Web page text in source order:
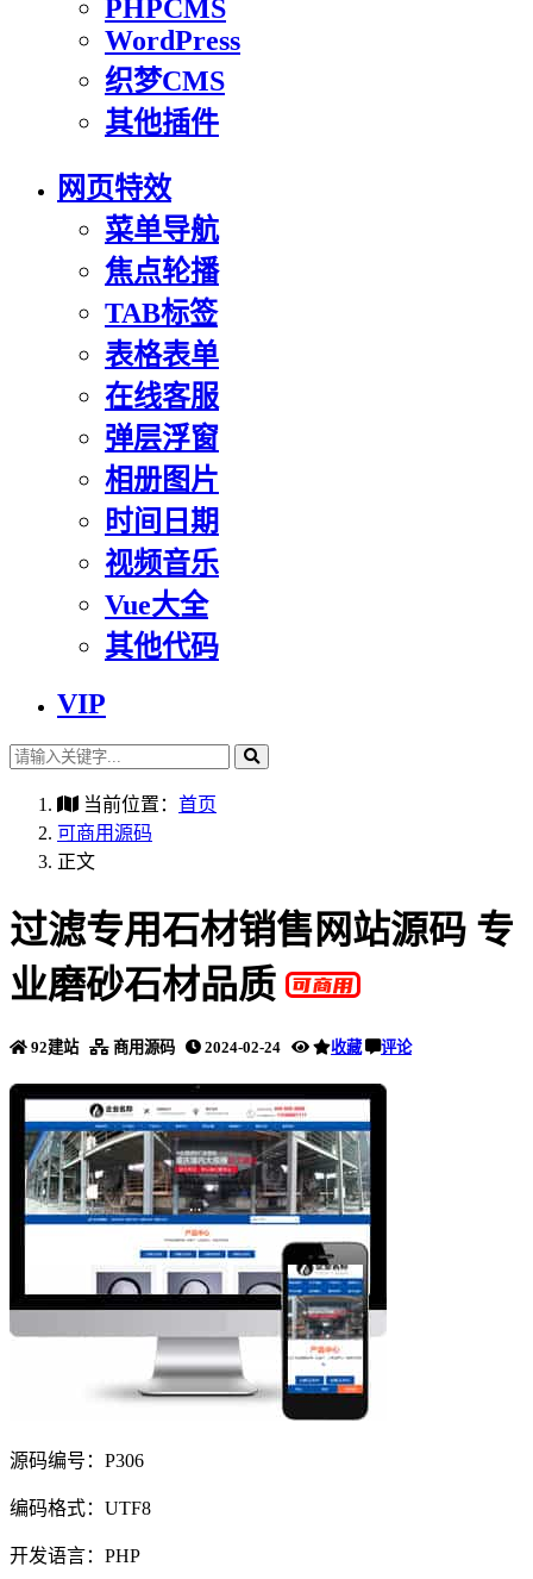
PHPCMS
WordPress
织梦CMS
其他插件
网页特效
菜单导航
焦点轮播
TAB标签
表格表单
在线客服
弹层浮窗
相册图片
时间日期
视频音乐
Vue大全
其他代码
VIP
当前位置： 首页
可商用源码
正文
过滤专用石材销售网站源码 专
业磨砂石材品质
92建站 商用源码 2024-02-24 收藏 评论
源码编号：P306
编码格式：UTF8
开发语言：PHP